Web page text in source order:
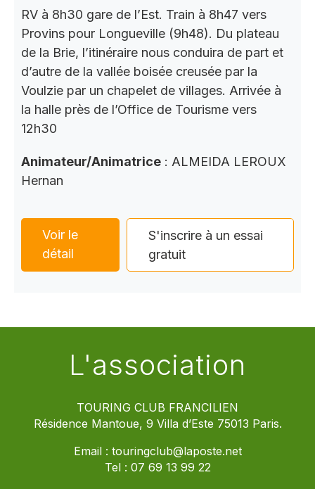
RV à 8h30 gare de l’Est. Train à 8h47 vers
Provins pour Longueville (9h48). Du plateau
de la Brie, l’itinéraire nous conduira de part et
d’autre de la vallée boisée creusée par la
Voulzie par un chapelet de villages. Arrivée à
la halle près de l’Office de Tourisme vers
12h30
Animateur/Animatrice : ALMEIDA LEROUX
Hernan
Voir le
détail
S'inscrire à un essai
gratuit
L'association
TOURING CLUB FRANCILIEN
Résidence Mantoue, 9 Villa d’Este 75013 Paris.
Email : touringclub@laposte.net
Tel : 07 69 13 99 22